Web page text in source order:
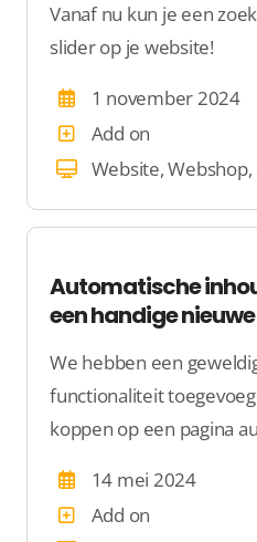
Vanaf nu kun je een
slider op je website!
1 november 2024
Add on
Automatische
een handige
We hebben een
functionaliteit
koppen op een pagina
inhoudsopgave.
14 mei 2024
Add on